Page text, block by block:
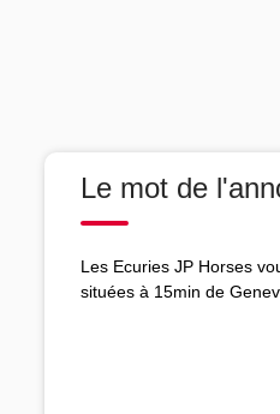
Le mot de
Les Ecuries JP Horses
situées à 15min de